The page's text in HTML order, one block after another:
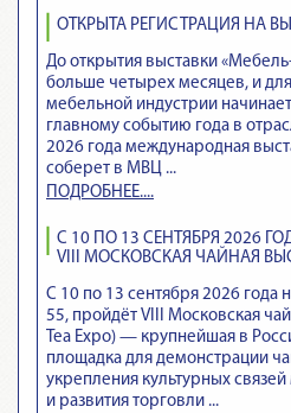
ОТКРЫТА РЕГИСТРАЦИЯ НА
До открытия выставки
больше четырех месяцев, и
мебельной индустрии
главному событию года в
2026 года международная
соберет в МВЦ ...
ПОДРОБНЕЕ....
С 10 ПО 13 СЕНТЯБРЯ 2026
VIII МОСКОВСКАЯ ЧАЙНАЯ
С 10 по 13 сентября 2026
55, пройдёт VIII Московская
Tea Expo) — крупнейшая в
площадка для демонстрации
укрепления культурных
и развития торговли ...